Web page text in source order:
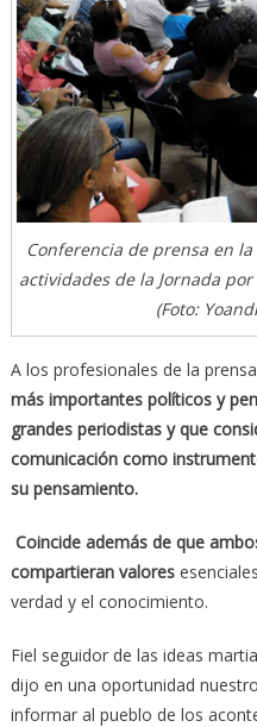
Conferencia de prensa en
actividades de la Jornada
(Foto:
A los profesionales de la
más importantes políticos y
grandes periodistas y que
comunicación como
su pensamiento.
Coincide además de que
compartieran valores
verdad y el conocimiento.
Fiel seguidor de las ideas
dijo en una oportunidad
informar al pueblo de los